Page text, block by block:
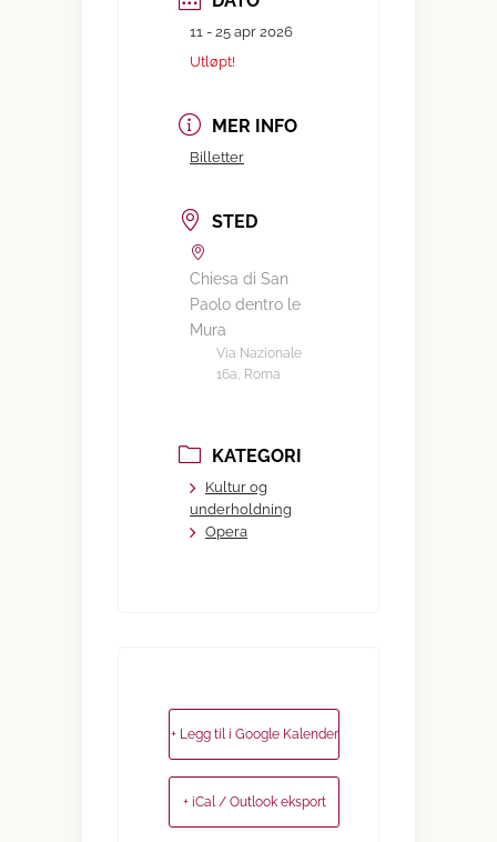
11 - 25 apr 2026
Utløpt!
MER INFO
Billetter
STED
Chiesa di San
Paolo dentro le
Mura
Via Nazionale
16a, Roma
KATEGORI
Kultur og
underholdning
Opera
+ Legg til i Google Kalender
+ iCal / Outlook eksport